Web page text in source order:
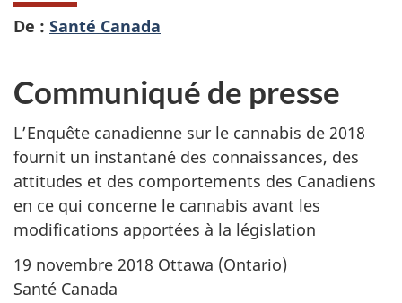
De : Santé Canada
Communiqué de presse
L’Enquête canadienne sur le cannabis de 2018
fournit un instantané des connaissances, des
attitudes et des comportements des Canadiens
en ce qui concerne le cannabis avant les
modifications apportées à la législation
19 novembre 2018 Ottawa (Ontario)
Santé Canada